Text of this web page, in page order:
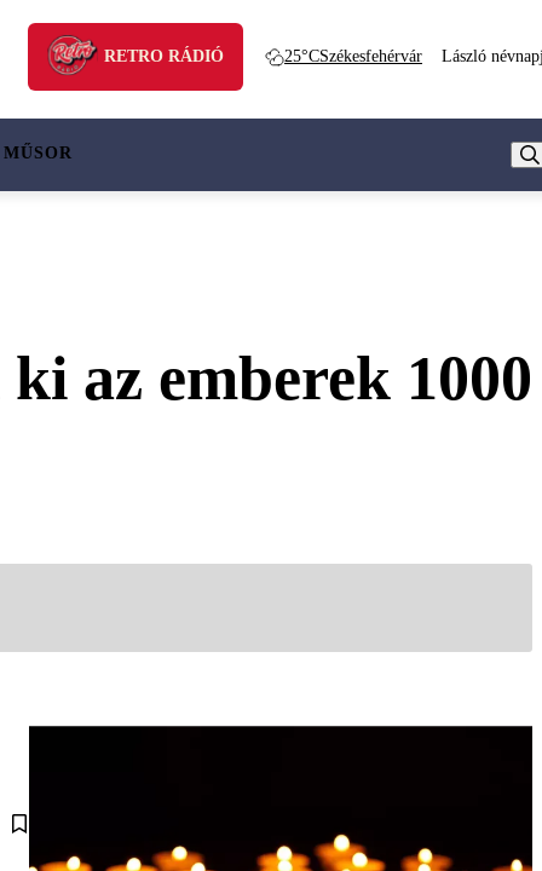
RETRO RÁDIÓ 25°CSzékesfehérvár László
az emberek 1000